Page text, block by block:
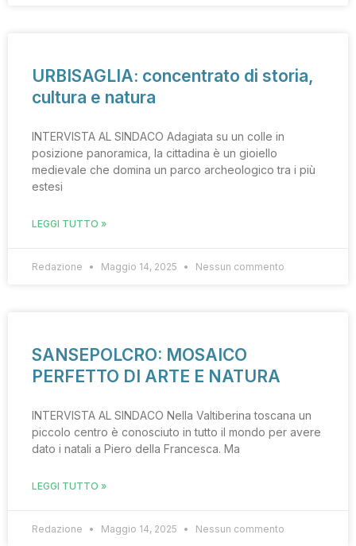
URBISAGLIA: concentrato di storia,
cultura e natura
INTERVISTA AL SINDACO Adagiata su un colle in
posizione panoramica, la cittadina è un gioiello
medievale che domina un parco archeologico tra i più
estesi
LEGGI TUTTO »
Redazione Maggio 14, 2025 Nessun commento
SANSEPOLCRO: MOSAICO
PERFETTO DI ARTE E NATURA
INTERVISTA AL SINDACO Nella Valtiberina toscana un
piccolo centro è conosciuto in tutto il mondo per avere
dato i natali a Piero della Francesca. Ma
LEGGI TUTTO »
Redazione Maggio 14, 2025 Nessun commento